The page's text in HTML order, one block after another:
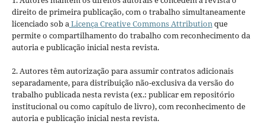
direito de primeira publicação, com o trabalho simultaneamente
licenciado sob a Licença Creative Commons Attribution que
permite o compartilhamento do trabalho com reconhecimento da
autoria e publicação inicial nesta revista.
2. Autores têm autorização para assumir contratos adicionais
separadamente, para distribuição não-exclusiva da versão do
trabalho publicada nesta revista (ex.: publicar em repositório
institucional ou como capítulo de livro), com reconhecimento de
autoria e publicação inicial nesta revista.